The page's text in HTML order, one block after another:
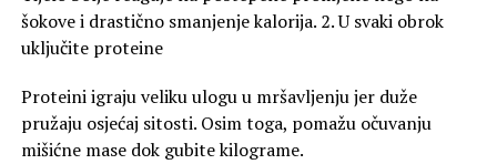
šokove i drastično smanjenje kalorija. 2. U svaki obrok
uključite proteine
Proteini igraju veliku ulogu u mršavljenju jer duže
pružaju osjećaj sitosti. Osim toga, pomažu očuvanju
mišićne mase dok gubite kilograme.